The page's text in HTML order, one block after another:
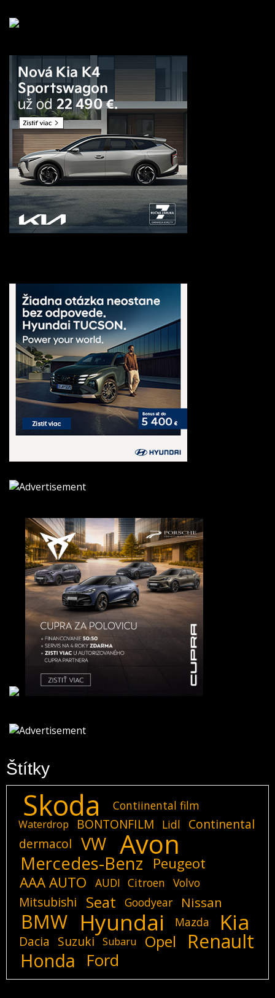
Štítky
Skoda Contiinental film
Waterdrop BONTONFILM Lidl
Continental
dermacol
VW Avon
Mercedes-Benz
Peugeot
AAA AUTO
AUDI Citroen Volvo
Mitsubishi Seat Goodyear Nissan
BMW Hyundai Mazda Kia
Dacia Suzuki Subaru Opel Renault
Honda Ford